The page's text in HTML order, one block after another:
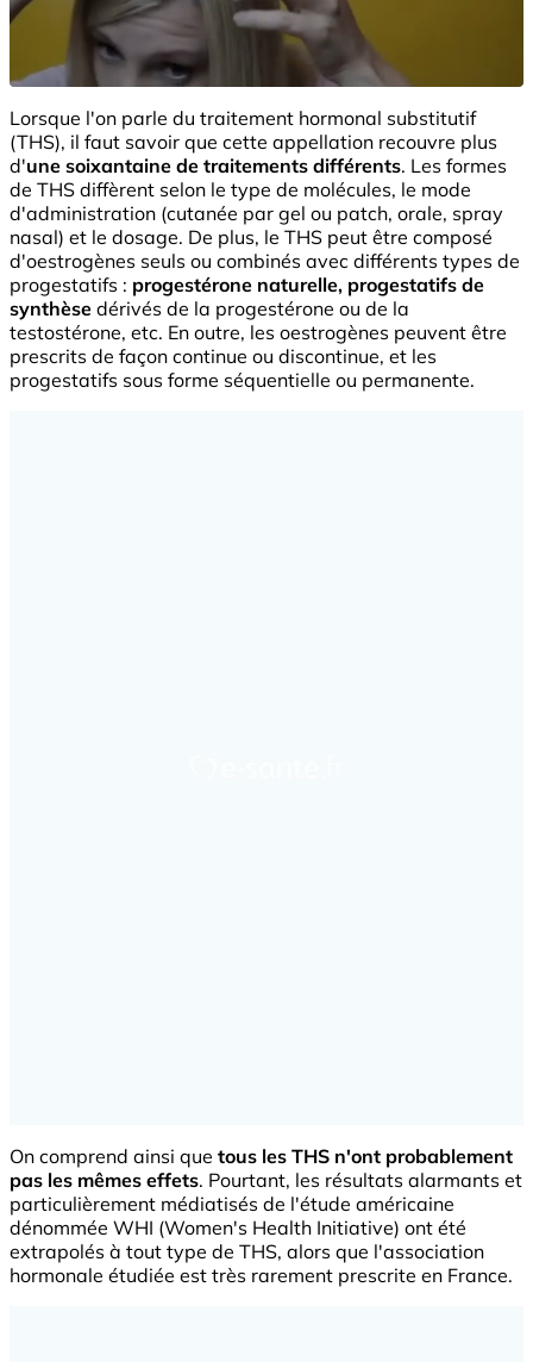
Lorsque l'on parle du traitement hormonal substitutif
(THS), il faut savoir que cette appellation recouvre plus
d'une soixantaine de traitements différents. Les formes
de THS diffèrent selon le type de molécules, le mode
d'administration (cutanée par gel ou patch, orale, spray
nasal) et le dosage. De plus, le THS peut être composé
d'oestrogènes seuls ou combinés avec différents types de
progestatifs : progestérone naturelle, progestatifs de
synthèse dérivés de la progestérone ou de la
testostérone, etc. En outre, les oestrogènes peuvent être
prescrits de façon continue ou discontinue, et les
progestatifs sous forme séquentielle ou permanente.
On comprend ainsi que tous les THS n'ont probablement
pas les mêmes effets. Pourtant, les résultats alarmants et
particulièrement médiatisés de l'étude américaine
dénommée WHI (Women's Health Initiative) ont été
extrapolés à tout type de THS, alors que l'association
hormonale étudiée est très rarement prescrite en France.